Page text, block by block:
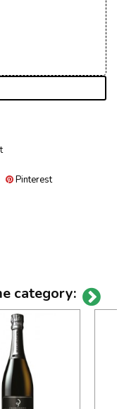
Pinterest
category: